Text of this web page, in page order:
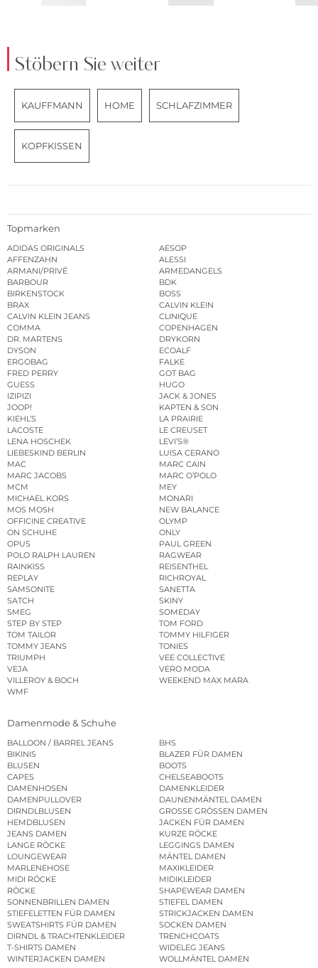
Stöbern Sie weiter
KAUFFMANN HOME SCHLAFZIMMER
KOPFKISSEN
Topmarken
ADIDAS ORIGINALS
AESOP
AFFENZAHN
ALESSI
ARMANI/PRIVÉ
ARMEDANGELS
BARBOUR
BDK
BIRKENSTOCK
BOSS
BRAX
CALVIN KLEIN
CALVIN KLEIN JEANS
CLINIQUE
COMMA
COPENHAGEN
DR. MARTENS
DRYKORN
DYSON
ECOALF
ERGOBAG
FALKE
FRED PERRY
GOT BAG
GUESS
HUGO
IZIPIZI
JACK & JONES
JOOP!
KAPTEN & SON
KIEHL’S
LA PRAIRIE
LACOSTE
LE CREUSET
LENA HOSCHEK
LEVI’S®
LIEBESKIND BERLIN
LUISA CERANO
MAC
MARC CAIN
MARC JACOBS
MARC O’POLO
MCM
MEY
MICHAEL KORS
MONARI
MOS MOSH
NEW BALANCE
OFFICINE CREATIVE
OLYMP
ON SCHUHE
ONLY
OPUS
PAUL GREEN
POLO RALPH LAUREN
RAGWEAR
RAINKISS
REISENTHEL
REPLAY
RICHROYAL
SAMSONITE
SANETTA
SATCH
SKINY
SMEG
SOMEDAY
STEP BY STEP
TOM FORD
TOM TAILOR
TOMMY HILFIGER
TOMMY JEANS
TONIES
TRIUMPH
VEE COLLECTIVE
VEJA
VERO MODA
VILLEROY & BOCH
WEEKEND MAX MARA
WMF
Damenmode & Schuhe
BALLOON / BARREL JEANS
BHS
BIKINIS
BLAZER FÜR DAMEN
BLUSEN
BOOTS
CAPES
CHELSEABOOTS
DAMENHOSEN
DAMENKLEIDER
DAMENPULLOVER
DAUNENMÄNTEL DAMEN
DIRNDLBLUSEN
GROSSE GRÖSSEN DAMEN
HEMDBLUSEN
JACKEN FÜR DAMEN
JEANS DAMEN
KURZE RÖCKE
LANGE RÖCKE
LEGGINGS DAMEN
LOUNGEWEAR
MÄNTEL DAMEN
MARLENEHOSE
MAXIKLEIDER
MIDI RÖCKE
MIDIKLEIDER
RÖCKE
SHAPEWEAR DAMEN
SONNENBRILLEN DAMEN
STIEFEL DAMEN
STIEFELETTEN FÜR DAMEN
STRICKJACKEN DAMEN
SWEATSHIRTS FÜR DAMEN
SOCKEN DAMEN
DIRNDL & TRACHTENKLEIDER
TRENCHCOATS
T-SHIRTS DAMEN
WIDELEG JEANS
WINTERJACKEN DAMEN
WOLLMÄNTEL DAMEN